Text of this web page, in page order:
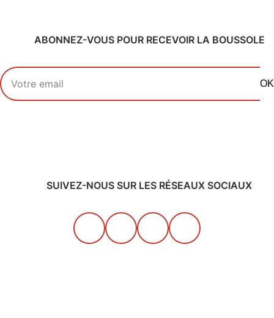
ABONNEZ-VOUS POUR RECEVOIR LA BOUSSOLE
Votre adresse email
OK
SUIVEZ-NOUS SUR LES RÉSEAUX SOCIAUX